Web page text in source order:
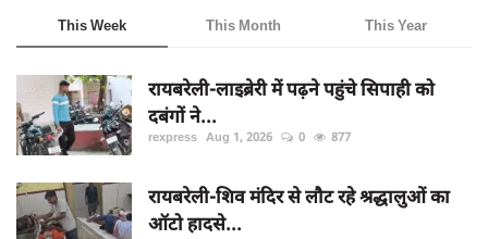
This Week This Month This Year
रायबरेली-लाइब्रेरी में पढ़ने पहुंचे सिपाही को
दबंगों ने...
rexpress Aug 1, 2026 0 877
रायबरेली-शिव मंदिर से लौट रहे श्रद्धालुओं का
ऑटो हादसे...